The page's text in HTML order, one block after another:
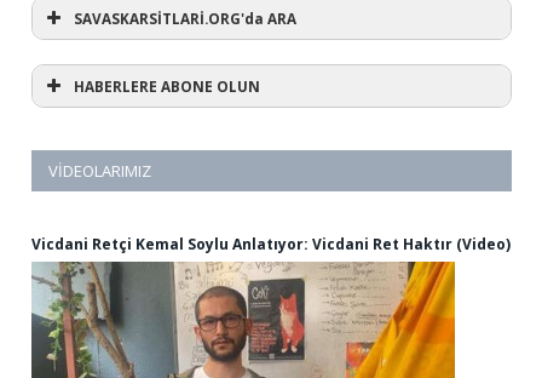
SAVASKARSİTLARİ.ORG'da ARA
HABERLERE ABONE OLUN
VIDEOLARIMIZ
Vicdani Retçi Kemal Soylu Anlatıyor: Vicdani Ret Haktır (Video)